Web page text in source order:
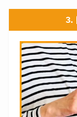
3.